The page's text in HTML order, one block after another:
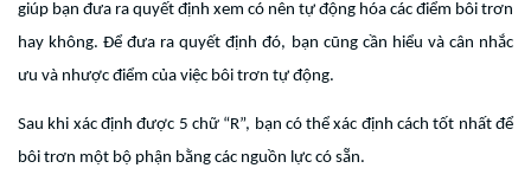
giúp bạn đưa ra quyết định xem có nên tự động hóa các điểm bôi trơn
hay không. Để đưa ra quyết định đó, bạn cũng cần hiểu và cân nhắc
ưu và nhược điểm của việc bôi trơn tự động.
Sau khi xác định được 5 chữ “R”, bạn có thể xác định cách tốt nhất để
bôi trơn một bộ phận bằng các nguồn lực có sẵn.